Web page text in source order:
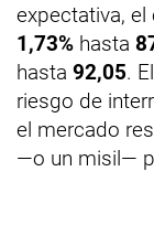
expectativa,
1,73% hasta
hasta 92,05.
riesgo de
el mercado
—o un misil—